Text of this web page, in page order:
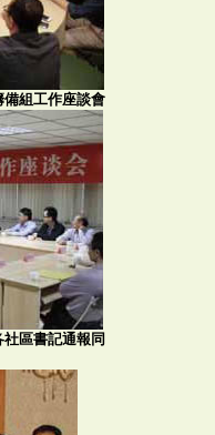
組工作座談會
區書記通報同